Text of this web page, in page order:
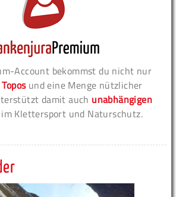
Account bekommst du nicht nur
und eine Menge nützlicher
damit auch unabhängigen
Klettersport und Naturschutz.